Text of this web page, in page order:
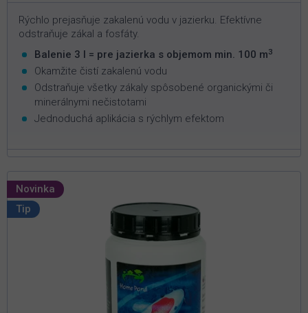
Rýchlo prejasňuje zakalenú vodu v jazierku. Efektívne
odstraňuje zákal a fosfáty.
Balenie 3 l = pre jazierka s objemom min. 100 m3
Okamžite čistí zakalenú vodu
Odstraňuje všetky zákaly spôsobené organickými či
minerálnymi nečistotami
Jednoduchá aplikácia s rýchlym efektom
Novinka
Tip